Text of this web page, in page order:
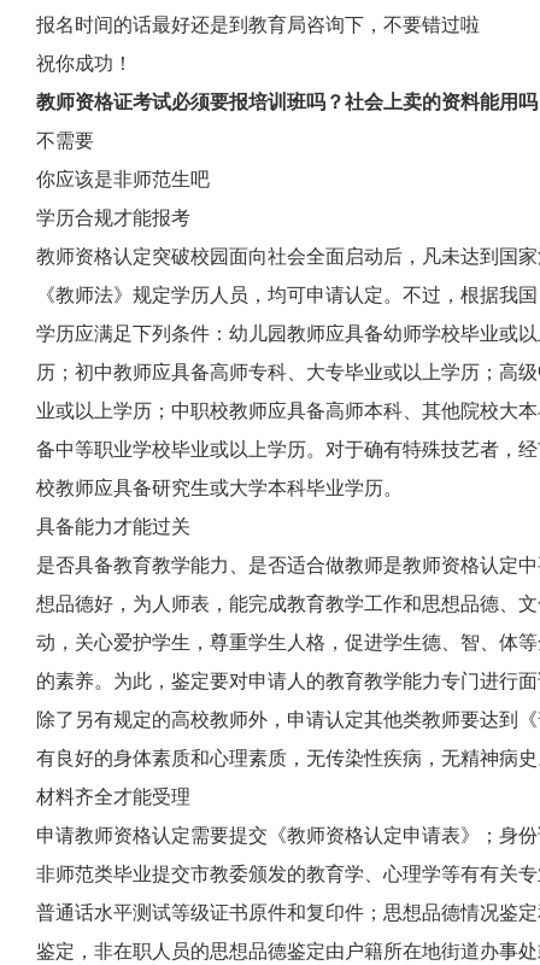
报名时间的话最好还是到教育局咨询下，不要错过啦
祝你成功！
教师资格证考试必须要报培训班吗？社会上卖的资料能用
不需要
你应该是非师范生吧
学历合规才能报考
教师资格认定突破校园面向社会全面启动后，凡未达到国
《教师法》规定学历人员，均可申请认定。不过，根据我
学历应满足下列条件：幼儿园教师应具备幼师学校毕业或
历；初中教师应具备高师专科、大专毕业或以上学历；高
业或以上学历；中职校教师应具备高师本科、其他院校大
备中等职业学校毕业或以上学历。对于确有特殊技艺者，
校教师应具备研究生或大学本科毕业学历。
具备能力才能过关
是否具备教育教学能力、是否适合做教师是教师资格认定
想品德好，为人师表，能完成教育教学工作和思想品德、
动，关心爱护学生，尊重学生人格，促进学生德、智、体
的素养。为此，鉴定要对申请人的教育教学能力专门进行
除了另有规定的高校教师外，申请认定其他类教师要达到
有良好的身体素质和心理素质，无传染性疾病，无精神病
材料齐全才能受理
申请教师资格认定需要提交《教师资格认定申请表》；身
非师范类毕业提交市教委颁发的教育学、心理学等有有关
普通话水平测试等级证书原件和复印件；思想品德情况鉴
鉴定，非在职人员的思想品德鉴定由户籍所在地街道办事